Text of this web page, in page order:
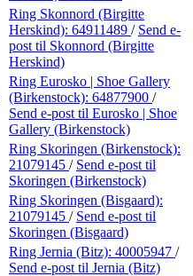
Ring Skonnord (Birgitte
Herskind): 64911489 / Send e-
post til Skonnord (Birgitte
Herskind)
Ring Eurosko | Shoe Gallery
(Birkenstock): 64877900 /
Send e-post til Eurosko | Shoe
Gallery (Birkenstock)
Ring Skoringen (Birkenstock):
21079145 / Send e-post til
Skoringen (Birkenstock)
Ring Skoringen (Bisgaard):
21079145 / Send e-post til
Skoringen (Bisgaard)
Ring Jernia (Bitz): 40005947 /
Send e-post til Jernia (Bitz)